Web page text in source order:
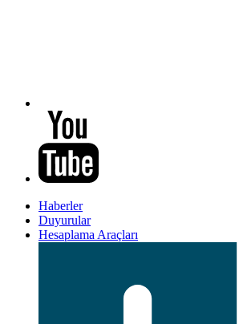
Haberler
Duyurular
Hesaplama Araçları